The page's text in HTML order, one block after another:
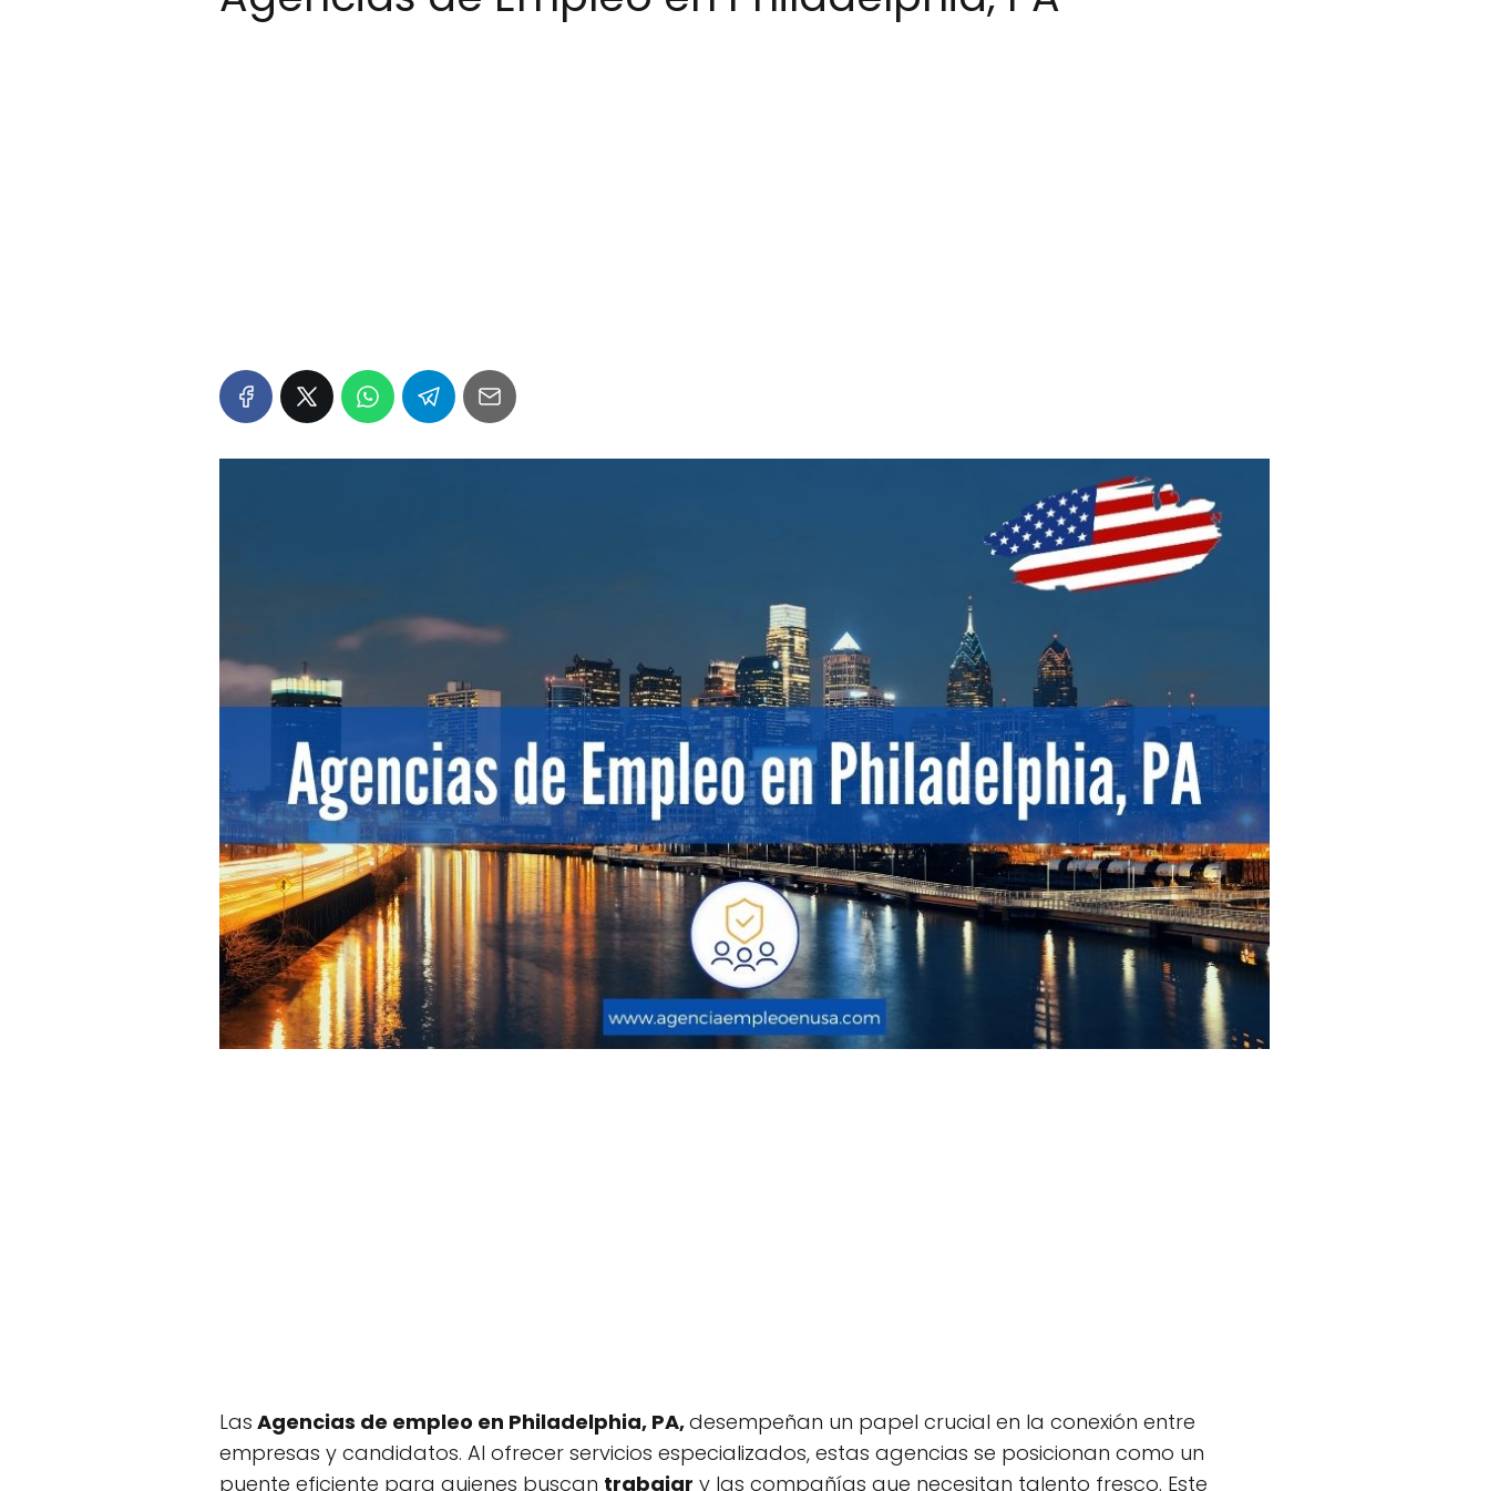
Las Agencias de empleo en Philadelphia, PA,desempeñan un papel crucial en la conexión entre
empresas y candidatos. Al ofrecer servicios especializados, estas agencias se posicionan como un
puente eficiente para quienes buscan trabajar y las compañías que necesitan talento fresco. Este